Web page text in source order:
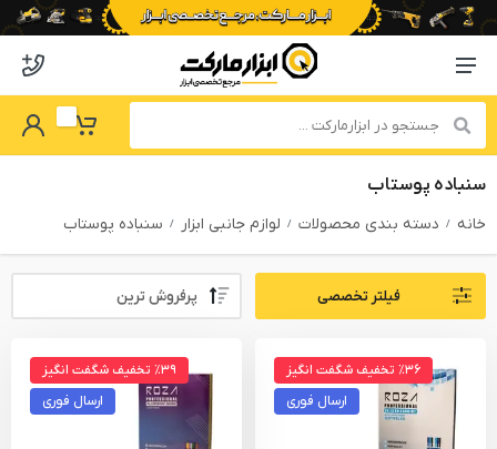
Menu Navigation
My Basket
Password
سنباده پوستاب
خانه دسته بندی محصولات لوازم جانبی ابزار سنباده پوستاب
PRODUCTS FILTERفیلتر تخصصی
٪۳۶ تخفیف شگفت انگیز
ارسال فوری
٪۳۹ تخفیف شگفت انگیز
ارسال فوری